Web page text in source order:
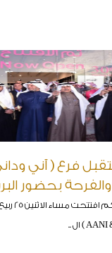
بحضور البريكان (